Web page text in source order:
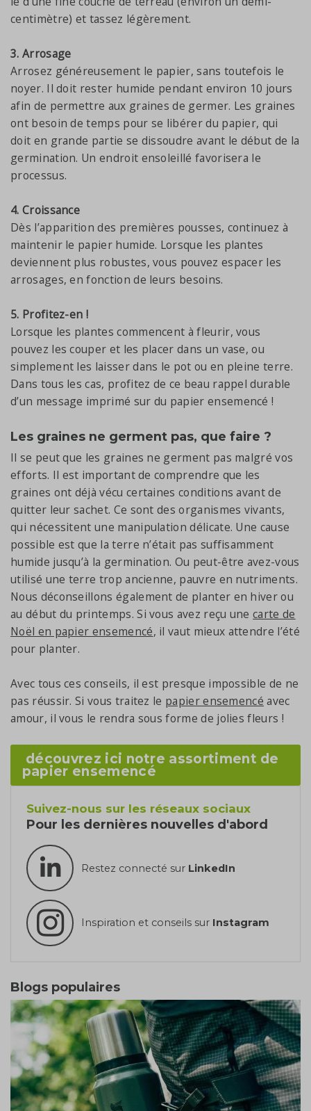
centimètre) et tassez légèrement.
3. Arrosage
Arrosez généreusement le papier, sans toutefois le
noyer. Il doit rester humide pendant environ 10 jours
afin de permettre aux graines de germer. Les graines
ont besoin de temps pour se libérer du papier, qui
doit en grande partie se dissoudre avant le début de la
germination. Un endroit ensoleillé favorisera le
processus.
4. Croissance
Dès l’apparition des premières pousses, continuez à
maintenir le papier humide. Lorsque les plantes
deviennent plus robustes, vous pouvez espacer les
arrosages, en fonction de leurs besoins.
5. Profitez-en !
Lorsque les plantes commencent à fleurir, vous
pouvez les couper et les placer dans un vase, ou
simplement les laisser dans le pot ou en pleine terre.
Dans tous les cas, profitez de ce beau rappel durable
d’un message imprimé sur du papier ensemencé !
Les graines ne germent pas, que faire ?
Il se peut que les graines ne germent pas malgré vos
efforts. Il est important de comprendre que les
graines ont déjà vécu certaines conditions avant de
quitter leur sachet. Ce sont des organismes vivants,
qui nécessitent une manipulation délicate. Une cause
possible est que la terre n’était pas suffisamment
humide jusqu’à la germination. Ou peut-être avez-vous
utilisé une terre trop ancienne, pauvre en nutriments.
Nous déconseillons également de planter en hiver ou
au début du printemps. Si vous avez reçu unecarte de
Noël en papier ensemencé, il vaut mieux attendre l’été
pour planter.
Avec tous ces conseils, il est presque impossible de ne
pas réussir. Si vous traitez le papier ensemencé avec
amour, il vous le rendra sous forme de jolies fleurs !
découvrez ici notre assortiment de
papier ensemencé
Suivez-nous sur les réseaux sociaux
Pour les dernières nouvelles d'abord
Restez connecté sur LinkedIn
Inspiration et conseils sur Instagram
Blogs populaires